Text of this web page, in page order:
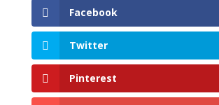
Facebook
Twitter
Pinterest